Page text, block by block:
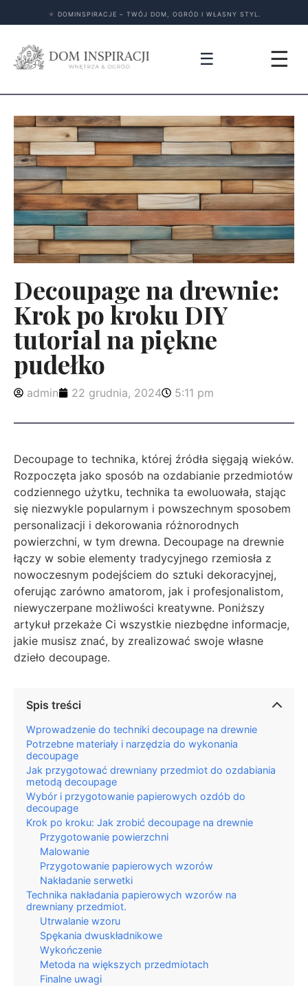
★ DOMINSPIRACJE – TWÓJ DOM, OGRÓD I WŁASNY STYL.
☰ ☰
Decoupage na drewnie:
Krok po kroku DIY
tutorial na piękne
pudełko
admin 22 grudnia, 2024 5:11 pm
Decoupage to technika, której źródła sięgają wieków.
Rozpoczęta jako sposób na ozdabianie przedmiotów
codziennego użytku, technika ta ewoluowała, stając
się niezwykle popularnym i powszechnym sposobem
personalizacji i dekorowania różnorodnych
powierzchni, w tym drewna. Decoupage na drewnie
łączy w sobie elementy tradycyjnego rzemiosła z
nowoczesnym podejściem do sztuki dekoracyjnej,
oferując zarówno amatorom, jak i profesjonalistom,
niewyczerpane możliwości kreatywne. Poniższy
artykuł przekaże Ci wszystkie niezbędne informacje,
jakie musisz znać, by zrealizować swoje własne
dzieło decoupage.
Spis treści
Wprowadzenie do techniki decoupage na drewnie
Potrzebne materiały i narzędzia do wykonania
decoupage
Jak przygotować drewniany przedmiot do ozdabiania
metodą decoupage
Wybór i przygotowanie papierowych ozdób do
decoupage
Krok po kroku: Jak zrobić decoupage na drewnie
Przygotowanie powierzchni
Malowanie
Przygotowanie papierowych wzorów
Nakładanie serwetki
Technika nakładania papierowych wzorów na
drewniany przedmiot.
Utrwalanie wzoru
Spękania dwuskładnikowe
Wykończenie
Metoda na większych przedmiotach
Finalne uwagi